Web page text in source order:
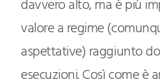
davvero alto, ma è più
valore a regime
aspettative) raggiunto
esecuzioni. Così come è